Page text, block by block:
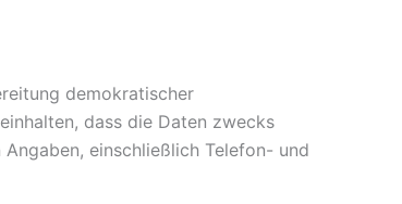
demokratischer
dass die Daten zwecks
einschließlich Telefon- und